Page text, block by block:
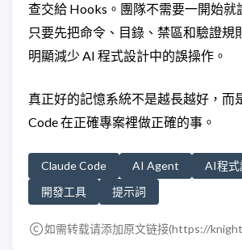
查交給 Hooks。團隊不需要一開始就
只要先把命令、目錄、禁區和驗證規
明顯減少 AI 程式設計中的誤操作。
真正好的記憶系統不是越長越好，而
Code 在正確專案裡做正確的事。
Claude Code AI Agent
AI程式
開發工具
提示詞
如需转载请添加原文链接(https://